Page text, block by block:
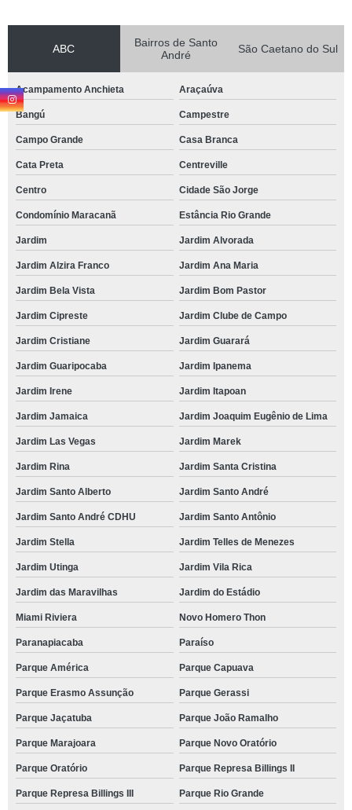
ABC
Bairros de Santo
André
São Caetano do Sul
Acampamento Anchieta Araçaúva
Bangú Campestre
Campo Grande Casa Branca
Cata Preta Centreville
Centro Cidade São Jorge
Condomínio Maracanã Estância Rio Grande
Jardim Jardim Alvorada
Jardim Alzira Franco Jardim Ana Maria
Jardim Bela Vista Jardim Bom Pastor
Jardim Cipreste Jardim Clube de Campo
Jardim Cristiane Jardim Guarará
Jardim Guaripocaba Jardim Ipanema
Jardim Irene Jardim Itapoan
Jardim Jamaica Jardim Joaquim Eugênio de Lima
Jardim Las Vegas Jardim Marek
Jardim Rina Jardim Santa Cristina
Jardim Santo Alberto Jardim Santo André
Jardim Santo André CDHU Jardim Santo Antônio
Jardim Stella Jardim Telles de Menezes
Jardim Utinga Jardim Vila Rica
Jardim das Maravilhas Jardim do Estádio
Miami Riviera Novo Homero Thon
Paranapiacaba Paraíso
Parque América Parque Capuava
Parque Erasmo Assunção Parque Gerassi
Parque Jaçatuba Parque João Ramalho
Parque Marajoara Parque Novo Oratório
Parque Oratório Parque Represa Billings II
Parque Represa Billings III Parque Rio Grande